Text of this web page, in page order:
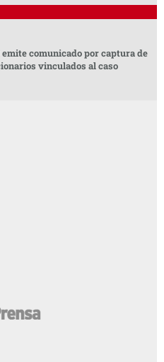
emite comunicado por captura de
vinculados al caso